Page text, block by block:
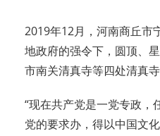
2019年12月，河南商丘市
地政府的强令下，圆顶、
市南关清真寺等四处清真寺
“现在共产党是一党专政，
党的要求办，得以中国文